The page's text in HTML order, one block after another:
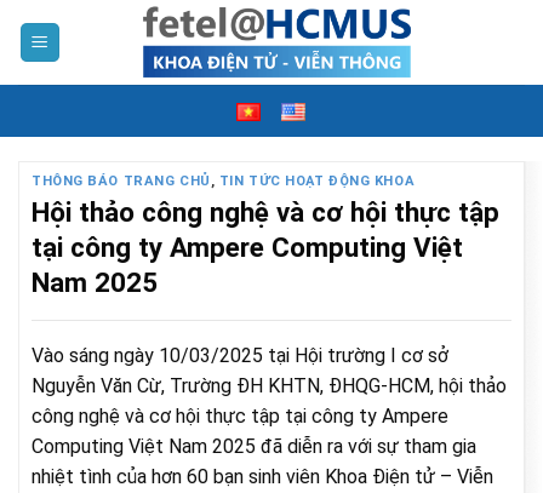
THÔNG BÁO TRANG CHỦ , TIN TỨC HOẠT ĐỘNG KHOA
Hội thảo công nghệ và cơ hội thực tập
tại công ty Ampere Computing Việt
Nam 2025
Vào sáng ngày 10/03/2025 tại Hội trường I cơ sở
Nguyễn Văn Cừ, Trường ĐH KHTN, ĐHQG-HCM, hội thảo
công nghệ và cơ hội thực tập tại công ty Ampere
Computing Việt Nam 2025 đã diễn ra với sự tham gia
nhiệt tình của hơn 60 bạn sinh viên Khoa Điện tử – Viễn